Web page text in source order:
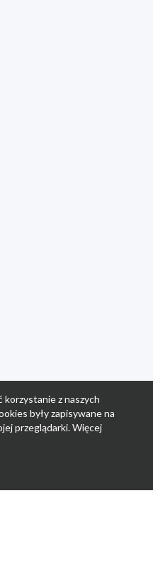
korzystanie z naszych
były zapisywane na
przeglądarki. Więcej